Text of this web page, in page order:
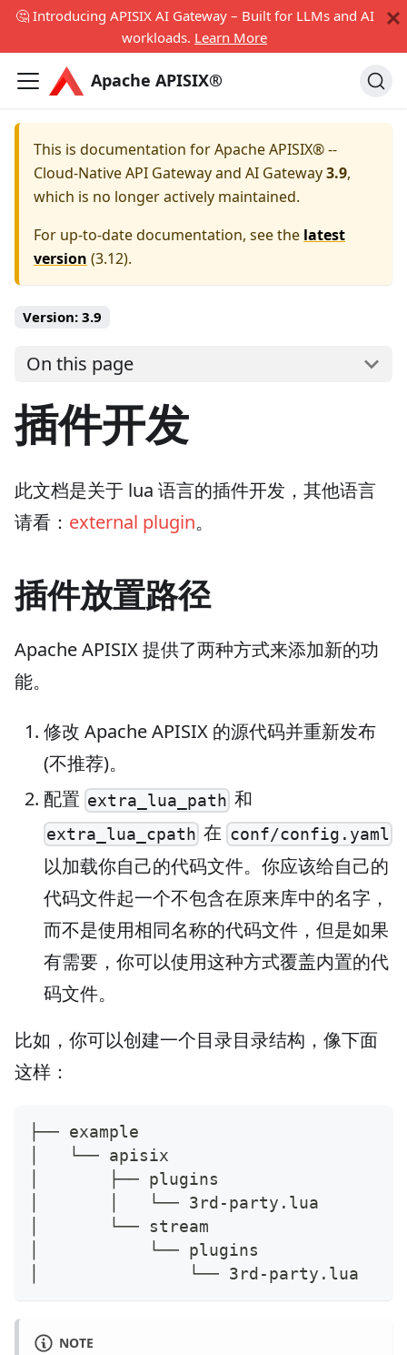
🤔 Introducing APISIX AI Gateway – Built for LLMs and AI
workloads. Learn More
Apache APISIX®
This is documentation forApache APISIX® --
Cloud-Native API Gateway and AI Gateway3.9,
which is no longer actively maintained.
For up-to-date documentation, see the latest
version (3.12).
Version: 3.9
On this page
插件开发
此文档是关于 lua 语言的插件开发，其他语言
请看： external plugin。
插件放置路径
Apache APISIX 提供了两种方式来添加新的功
能。
修改 Apache APISIX 的源代码并重新发布
(不推荐)。
配置 extra_lua_path 和
extra_lua_cpath 在 conf/config.yaml
以加载你自己的代码文件。你应该给自己的
代码文件起一个不包含在原来库中的名字，
而不是使用相同名称的代码文件，但是如果
有需要，你可以使用这种方式覆盖内置的代
码文件。
比如，你可以创建一个目录目录结构，像下面
这样：
├── example
│   └── apisix
│       ├── plugins
│       │   └── 3rd-party.lua
│       └── stream
│           └── plugins
│               └── 3rd-party.lua
NOTE